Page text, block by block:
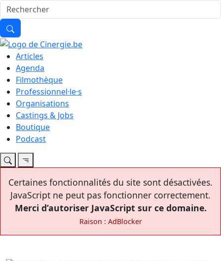
Articles
Agenda
Filmothèque
Professionnel·le·s
Organisations
Castings & Jobs
Boutique
Podcast
Certaines fonctionnalités du site sont désactivées.
JavaScript ne peut pas fonctionner correctement.
Merci d’autoriser JavaScript sur ce domaine.
Raison : AdBlocker